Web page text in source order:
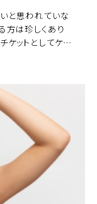
と思われていな
方は珍しくあり
ケットとしてケア